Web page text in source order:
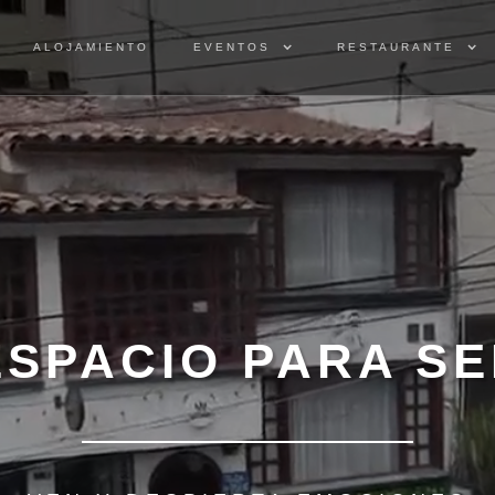
ALOJAMIENTO EVENTOS RESTAURANTE
ALOJAMIENTO EVENTOS RESTAURANTE
PARA